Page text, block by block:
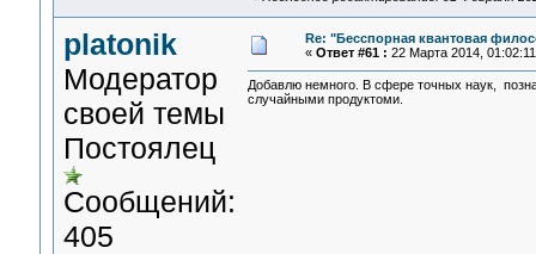
platonik
Модератор
своей темы
Постоялец
Сообщений:
405
Re: "Бесспорная квантовая
« Ответ #61 : 22 Марта 2014,
Добавлю немного. В сфере точных наук,
случайными продуктоми.